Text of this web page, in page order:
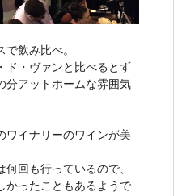
飲み比べ。
ド・ヴァンと比べるとず
分アットホームな雰囲気
ワイナリーのワインが美
回も行っているので、
かったこともあるようで